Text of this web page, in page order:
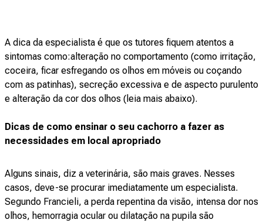
A dica da especialista é que os tutores fiquem atentos a
sintomas como:alteração no comportamento (como irritação,
coceira, ficar esfregando os olhos em móveis ou coçando
com as patinhas), secreção excessiva e de aspecto purulento
e alteração da cor dos olhos (leia mais abaixo).
Dicas de como ensinar o seu cachorro a fazer as
necessidades em local apropriado
Alguns sinais, diz a veterinária, são mais graves. Nesses
casos, deve-se procurar imediatamente um especialista.
Segundo Francieli, a perda repentina da visão, intensa dor nos
olhos, hemorragia ocular ou dilatação na pupila são